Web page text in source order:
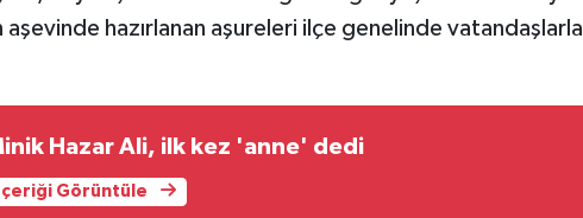
hazırlanan aşureleri ilçe genelinde vatandaşlarla
Hazar Ali, ilk kez 'anne' dedi
İçeriği Görüntüle